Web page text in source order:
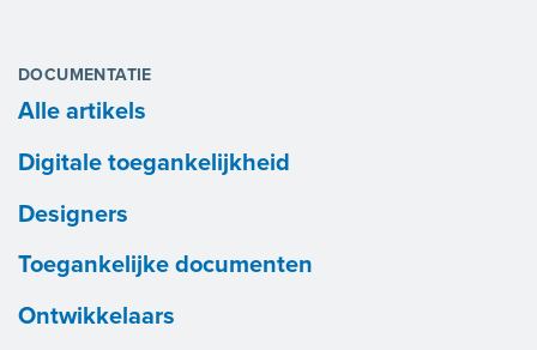
DOCUMENTATIE
Alle artikels
Digitale toegankelijkheid
Designers
Toegankelijke documenten
Ontwikkelaars